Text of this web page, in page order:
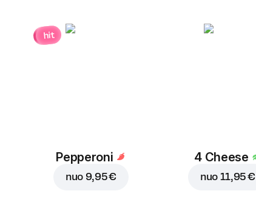
hit
Pepperoni
nuo 9,95 €
4 Cheese
nuo 11,95 €